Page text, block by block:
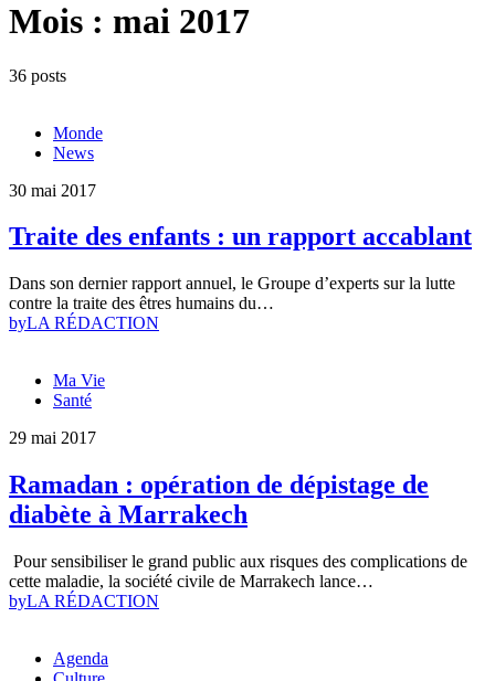
Mois : mai 2017
36 posts
Monde
News
30 mai 2017
Traite des enfants : un rapport accablant
Dans son dernier rapport annuel, le Groupe d’experts sur la lutte
contre la traite des êtres humains du…
byLA RÉDACTION
Ma Vie
Santé
29 mai 2017
Ramadan : opération de dépistage de
diabète à Marrakech
Pour sensibiliser le grand public aux risques des complications de
cette maladie, la société civile de Marrakech lance…
byLA RÉDACTION
Agenda